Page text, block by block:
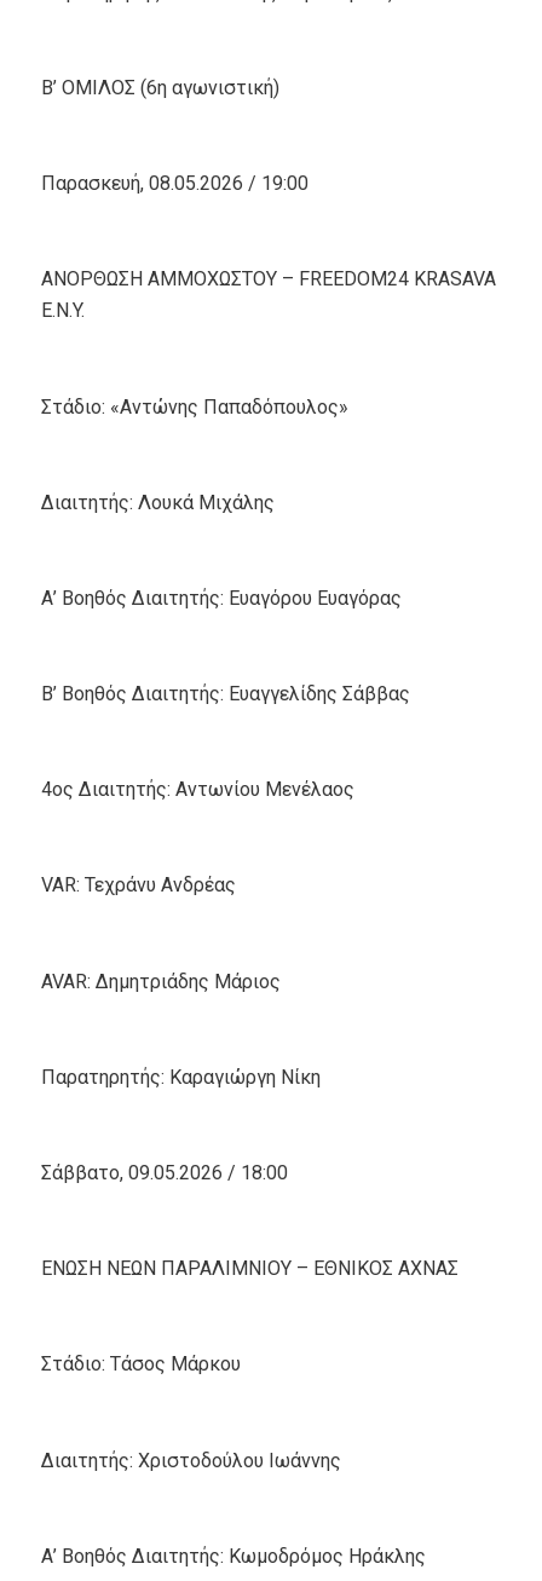
Β’ ΟΜΙΛΟΣ (6η αγωνιστική)
Παρασκευή, 08.05.2026 / 19:00
ΑΝΟΡΘΩΣΗ ΑΜΜΟΧΩΣΤΟΥ – FREEDOM24 KRASAVA
Ε.Ν.Y.
Στάδιο: «Αντώνης Παπαδόπουλος»
Διαιτητής: Λουκά Μιχάλης
Α’ Βοηθός Διαιτητής: Ευαγόρου Ευαγόρας
Β’ Βοηθός Διαιτητής: Ευαγγελίδης Σάββας
4ος Διαιτητής: Αντωνίου Μενέλαος
VAR: Τεχράνυ Ανδρέας
AVAR: Δημητριάδης Μάριος
Παρατηρητής: Καραγιώργη Νίκη
Σάββατο, 09.05.2026 / 18:00
ΕΝΩΣΗ ΝΕΩΝ ΠΑΡΑΛΙΜΝΙΟΥ – ΕΘΝΙΚΟΣ ΑΧΝΑΣ
Στάδιο: Τάσος Μάρκου
Διαιτητής: Χριστοδούλου Ιωάννης
Α’ Βοηθός Διαιτητής: Κωμοδρόμος Ηράκλης